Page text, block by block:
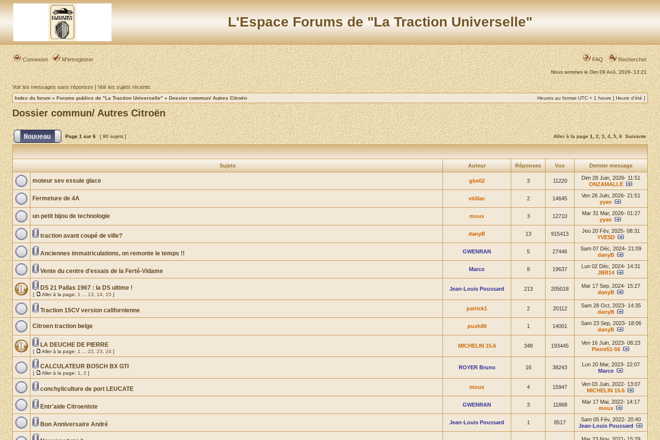
L'Espace Forums de "La Traction Universelle"
Connexion M’enregistrer FAQ Rechercher
Nous sommes le Dim 09 Aoû, 2026- 13:21
Voir les messages sans réponses|Voir les sujets récents
Index du forum » Forums publics de "La Traction Universelle" » Dossier commun/ Autres Citroën Heures au format UTC + 1 heure [ Heure d’été ]
Dossier commun/ Autres Citroën
Page1sur6 [ 90 sujets ] Aller à la page 1,2,3,4,5,6 Suivante
Sujets Auteur Réponses Vus Dernier message
moteur sev essuie glace gbe02 3 11220
Dim 28 Juin, 2026- 11:51
ONZAMALLE
Fermeture de 4A vitillac 2 14645
Ven 26 Juin, 2026- 21:51
yyan
un petit bijou de technologie moux 3 12710
Mar 31 Mar, 2026- 01:27
yyan
traction avant coupé de ville? danyB 13 915413
Jeu 20 Fév, 2025- 08:31
YVESD
Anciennes immatriculations, on remonte le temps !! GWENRAN 5 27446
Sam 07 Déc, 2024- 21:09
danyB
Vente du centre d'essais de la Ferté-Vidame Marco 8 19637
Lun 02 Déc, 2024- 14:31
JBR14
DS 21 Pallas 1967 : la DS ultime !
[ Aller à la page: 1 13 14 15 ]
Jean-Louis Poussard 213 205018
Mar 17 Sep, 2024- 15:27
danyB
Traction 15CV version californienne patrick1 2 20112
Sam 28 Oct, 2023- 14:35
danyB
Citroen traction belge push80 1 14001
Sam 23 Sep, 2023- 18:06
danyB
LA DEUCHE DE PIERRE
[ Aller à la page: 1 22 23 24 ]
MICHELIN 15.6 348 193445
Ven 16 Juin, 2023- 08:23
Pierre51-56
CALCULATEUR BOSCH BX GTI
[ Aller à la page: 1 2 ]
ROYER Bruno 16 38243
Lun 20 Mar, 2023- 22:07
Marco
conchyliculture de port LEUCATE moux 4 15947
Ven 03 Juin, 2022- 13:07
MICHELIN 15.6
Entr'aide Citroeniste GWENRAN 3 11868
Mar 17 Mai, 2022- 14:17
moux
Bon Anniversaire André Jean-Louis Poussard 1 8517
Sam 05 Fév, 2022- 20:40
Jean-Louis Poussard